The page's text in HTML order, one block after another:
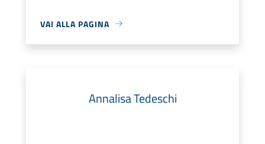
VAI ALLA PAGINA
Annalisa Tedeschi